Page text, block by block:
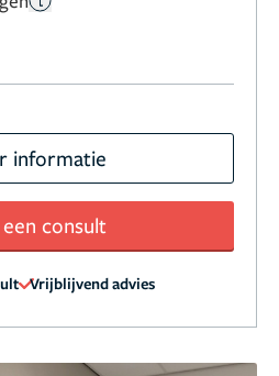
informatie
een consult
Vrijblijvend advies